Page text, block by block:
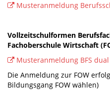
Musteranmeldung
Vollzeitschulformen
Fachoberschule Wirtschaft
Musteranmeldung BFS dual
Die Anmeldung zur FOW
Bildungsgang FOW wählen)